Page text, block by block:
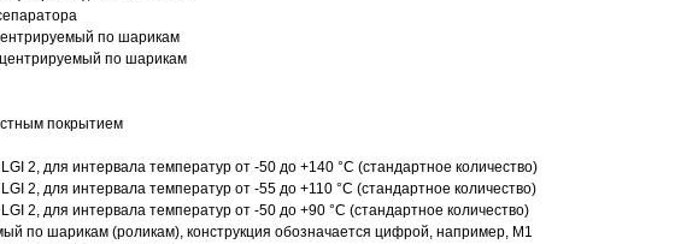
по шарикам
по шарикам
покрытием
2, для интервала температур от -50 до +140 °C (стандартное количество)
2, для интервала температур от -55 до +110 °C (стандартное количество)
2, для интервала температур от -50 до +90 °C (стандартное количество)
по шарикам (роликам), конструкция обозначается цифрой, например, M1